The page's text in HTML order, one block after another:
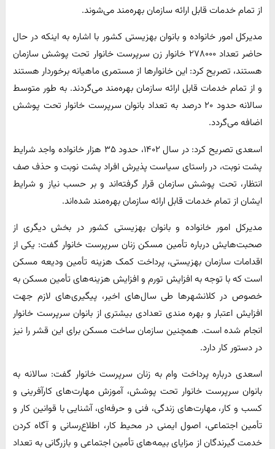
از تمام خدمات قابل ارائه سازمان بهره‌مند می‌شوند.
مدیرکل امور خانواده و بانوان بهزیستی کشور با اشاره به اینکه در حال
حاضر تعداد ۲۷۸۰۰۰ خانوار زن سرپرست خانوار تحت پوشش سازمان
هستند، تصریح کرد: این خانوارها از مستمری ماهیانه برخوردار هستند
و از تمام خدمات قابل ارائه سازمان بهره‌مند می‌گردند. به طور متوسط
سالانه حدود ۲۰ درصد به تعداد بانوان سرپرست خانوار تحت پوشش
اضافه می‌گردد.
اسعدی تصریح کرد: در سال ۱۴۰۲، حدود ۳۵ هزار خانواده واجد شرایط
پشت نوبت، در راستای سیاست پذیرش افراد پشت نوبت و حذف صف
انتظار، تحت پوشش سازمان قرار گرفته‌اند و بر حسب نیاز و شرایط
ایشان از تمام خدمات قابل ارائه سازمان بهره‌مند شده‌اند.
مدیرکل امور خانواده و بانوان بهزیستی کشور در بخش دیگری از
صحبت‌هایش درباره تأمین مسکن زنان سرپرست خانوار گفت: یکی از
اقدامات سازمان بهزیستی، پرداخت کمک هزینه تأمین ودیعه مسکن
است که با توجه به افزایش تورم و افزایش هزینه‌های تأمین مسکن به
خصوص در کلانشهرها طی سال‌های اخیر، پیگیری‌های لازم جهت
افزایش اعتبار و بهره مندی تعدادی بیشتری از بانوان سرپرست خانوار
انجام شده است. همچنین سازمان ساخت مسکن برای این قشر را نیز
در دستور کار دارد.
اسعدی درباره پرداخت وام به زنان سرپرست خانوار گفت: سالانه به
بانوان سرپرست خانوار تحت پوشش، آموزش مهارت‌های کارآفرینی و
کسب و کار، مهارت‌های زندگی، فنی و حرفه‌ای، آشنایی با قوانین کار و
تأمین اجتماعی، اصول ایمنی در محیط کار، اطلاع‌رسانی و آگاه کردن
خدمت گیرندگان از مزایای بیمه‌های تأمین اجتماعی و بازرگانی به تعداد